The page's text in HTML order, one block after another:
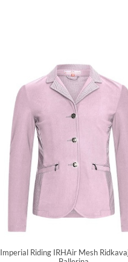
Imperial Riding IRHAir Mesh